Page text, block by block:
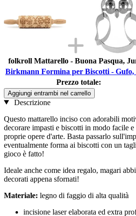
folkroll Mattarello - Buona Pasqua,
Birkmann Formina per Biscotti - Gufo,
Prezzo totale:
Aggiungi entrambi nel carrello
Descrizione
Questo mattarello inciso con adorabili
decorare impasti e biscotti in modo facile
proprie opere d'arte. Basta passarlo
eventualmente forma ai biscotti con un
gioco è fatto!
Ideale anche come idea regalo, magari
decorati appena sfornati!
Materiale: legno di faggio di alta qualità
incisione laser elaborata ed extra